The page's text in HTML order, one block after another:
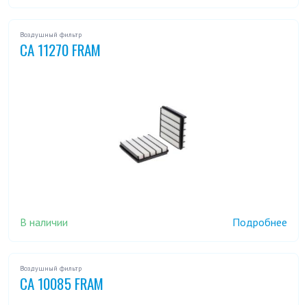
Воздушный фильтр
CA 11270 FRAM
В наличии Подробнее
Воздушный фильтр
CA 10085 FRAM